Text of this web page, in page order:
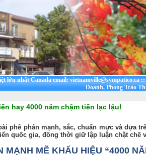
lớn nhất Canada email: vietnamville@sympatico.ca::
Doanh, Phong Trào
hay 4000 năm chậm tiến lạc lậu!
phê phán mạnh, sắc, chuẩn mực và dựa
quốc gia, đồng thời giữ lập luận chặt chẽ
MẠNH MẼ KHẨU HIỆU “4000